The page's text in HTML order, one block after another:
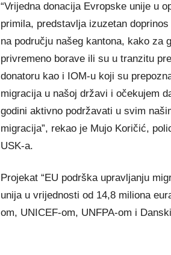
“Vrijedna donacija Evropske unije u
primila, predstavlja izuzetan
na području našeg kantona, kako za
privremeno borave ili su u tranzitu
donatoru kao i IOM-u koji su
migracija u našoj državi i očekujem
godini aktivno podržavati u svim
migracija”, rekao je Mujo Koričić,
USK-a.
Projekat “EU podrška upravljanju
unija u vrijednosti od 14,8 miliona
om, UNICEF-om, UNFPA-om i